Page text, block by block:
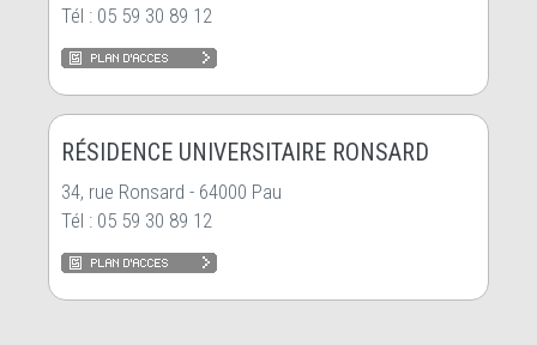
Tél : 05 59 30 89 12
RÉSIDENCE UNIVERSITAIRE RONSARD
34, rue Ronsard - 64000 Pau
Tél : 05 59 30 89 12